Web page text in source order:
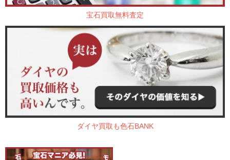
宝石買取無料査定
ダイヤ買取も色石BANK